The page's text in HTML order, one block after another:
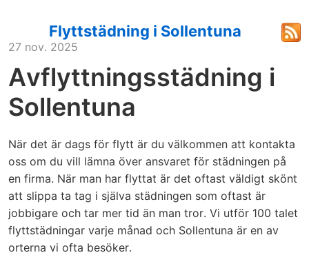
Flyttstädning i Sollentuna
27 nov. 2025
Avflyttningsstädning i
Sollentuna
När det är dags för flytt är du välkommen att kontakta
oss om du vill lämna över ansvaret för städningen på
en firma. När man har flyttat är det oftast väldigt skönt
att slippa ta tag i själva städningen som oftast är
jobbigare och tar mer tid än man tror. Vi utför 100 talet
flyttstädningar varje månad och Sollentuna är en av
orterna vi ofta besöker.